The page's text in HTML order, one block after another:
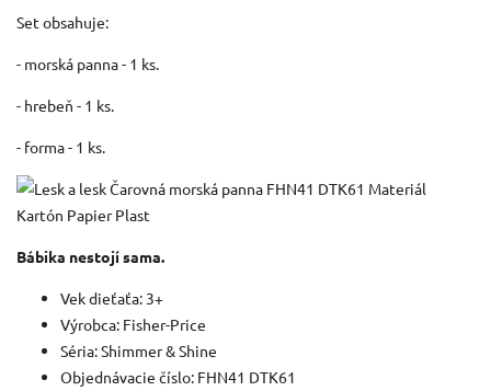
Set obsahuje:
- morská panna - 1 ks.
- hrebeň - 1 ks.
- forma - 1 ks.
Bábika nestojí sama.
Vek dieťaťa: 3+
Výrobca: Fisher-Price
Séria: Shimmer & Shine
Objednávacie číslo: FHN41 DTK61